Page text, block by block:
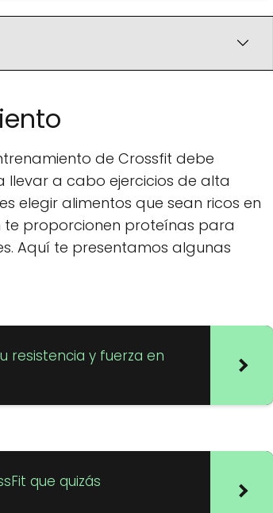
de Crossfit debe
a cabo ejercicios de alta
elegir alimentos que sean ricos en
proporcionen proteínas para
Aquí te presentamos algunas
resistencia y fuerza en
que quizás